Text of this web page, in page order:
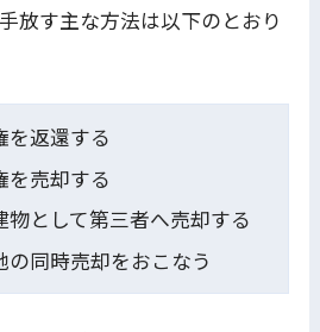
放す主な方法は以下のとおり
を返還する
を売却する
物として第三者へ売却する
の同時売却をおこなう